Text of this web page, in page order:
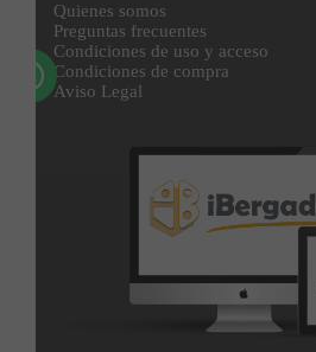
Quienes somos
Preguntas frecuentes
Condiciones de uso y acceso
Condiciones de compra
Aviso Legal